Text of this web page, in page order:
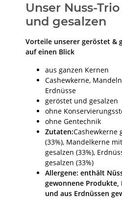
Unser Nuss-
und gesalzen
Vorteile unserer geröstet &
auf einen Blick
aus ganzen Kernen
Cashewkerne,
Erdnüsse
geröstet und gesalzen
ohne
ohne Gentechnik
Zutaten:Cashewkerne
(33%), Mandelkerne
gesalzen (33%),
gesalzen (33%)
Allergene: enthält
gewonnene Produkte,
und aus Erdnüssen